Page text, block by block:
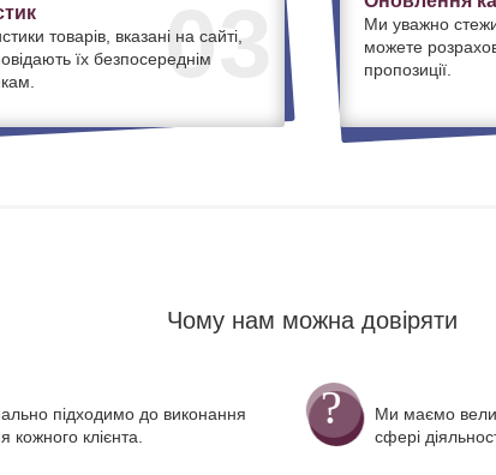
03
товарів, вказані на сайті,
їх безпосереднім
Ми уважно
можете
пропозиції.
Чому нам можна довіряти
підходимо до виконання
кожного клієнта.
Ми маємо
сфері